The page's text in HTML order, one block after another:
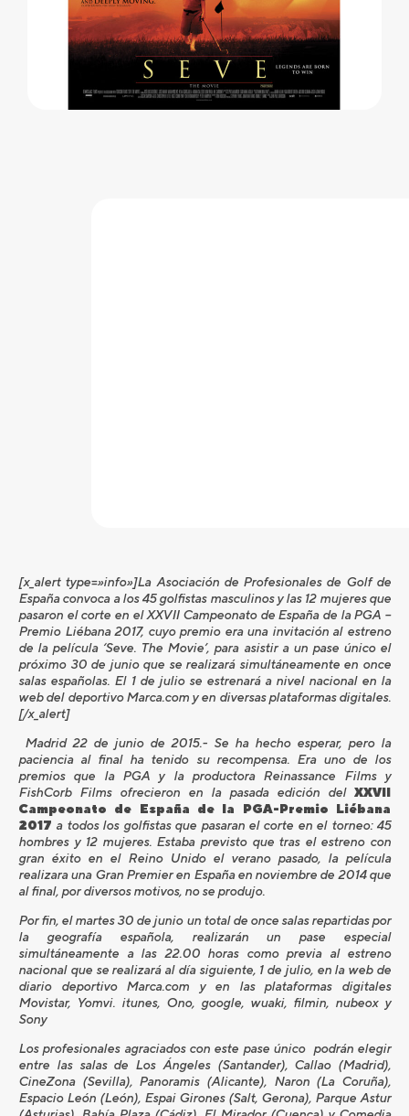
[x_alert type=»info»]La Asociación de Profesionales de Golf de
España convoca a los 45 golfistas masculinos y las 12 mujeres que
pasaron el corte en el XXVII Campeonato de España de la PGA –
Premio Liébana 2017, cuyo premio era una invitación al estreno
de la película ‘Seve. The Movie’, para asistir a un pase único el
próximo 30 de junio que se realizará simultáneamente en once
salas españolas. El 1 de julio se estrenará a nivel nacional en la
web del deportivo Marca.com y en diversas plataformas digitales.
[/x_alert]
Madrid 22 de junio de 2015.- Se ha hecho esperar, pero la
paciencia al final ha tenido su recompensa. Era uno de los
premios que la PGA y la productora Reinassance Films y
FishCorb Films ofrecieron en la pasada edición del XXVII
Campeonato de España de la PGA-Premio Liébana
2017 a todos los golfistas que pasaran el corte en el torneo: 45
hombres y 12 mujeres. Estaba previsto que tras el estreno con
gran éxito en el Reino Unido el verano pasado, la película
realizara una Gran Premier en España en noviembre de 2014 que
al final, por diversos motivos, no se produjo.
Por fin, el martes 30 de junio un total de once salas repartidas por
la geografía española, realizarán un pase especial
simultáneamente a las 22.00 horas como previa al estreno
nacional que se realizará al día siguiente, 1 de julio, en la web de
diario deportivo Marca.com y en las plataformas digitales
Movistar, Yomvi. itunes, Ono, google, wuaki, filmin, nubeox y
Sony
Los profesionales agraciados con este pase único podrán elegir
entre las salas de Los Ángeles (Santander), Callao (Madrid),
CineZona (Sevilla), Panoramis (Alicante), Naron (La Coruña),
Espacio León (León), Espai Girones (Salt, Gerona), Parque Astur